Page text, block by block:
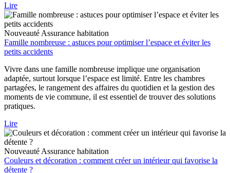
Lire
Nouveauté Assurance habitation
Famille nombreuse : astuces pour optimiser l’espace et éviter les
petits accidents
Vivre dans une famille nombreuse implique une organisation
adaptée, surtout lorsque l’espace est limité. Entre les chambres
partagées, le rangement des affaires du quotidien et la gestion des
moments de vie commune, il est essentiel de trouver des solutions
pratiques.
Lire
Nouveauté Assurance habitation
Couleurs et décoration : comment créer un intérieur qui favorise la
détente ?